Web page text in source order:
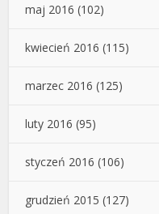
maj 2016 (102)
kwiecień 2016 (115)
marzec 2016 (125)
luty 2016 (95)
styczeń 2016 (106)
grudzień 2015 (127)